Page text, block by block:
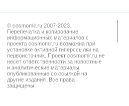
© cosmomir.ru 2007-2023.
Перепечатка и копирование
информационных материалов с
проекта cosmomir.ru возможна при
установке активной гиперссылки на
первоисточник. Проект cosmomir.ru не
несет ответственности за новостные
и аналитические материалы,
опубликованные со ссылкой на
другие издания. Все права
защищены.